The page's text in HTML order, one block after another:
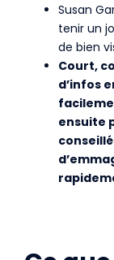
Susan
tenir un
de bien
Court,
d’infos
ensuite